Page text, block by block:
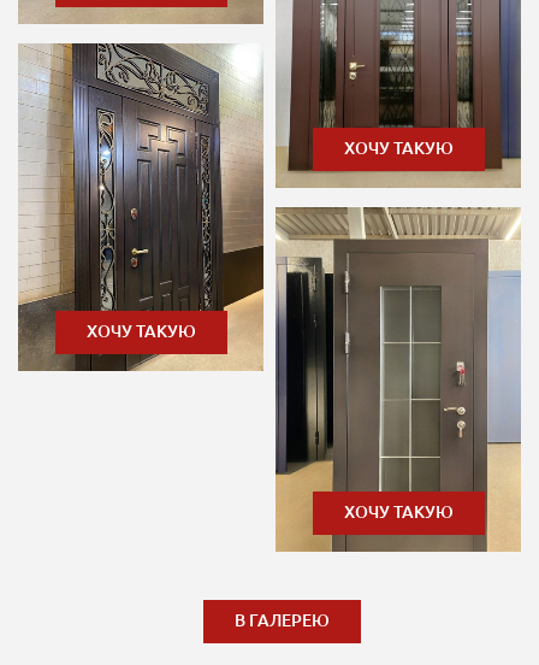
ХОЧУ ТАКУЮ
ХОЧУ ТАКУЮ
ХОЧУ ТАКУЮ
В ГАЛЕРЕЮ